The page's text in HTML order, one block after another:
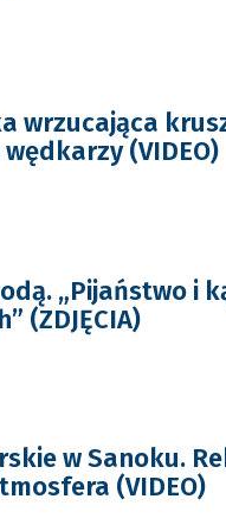
wrzucająca
(VIDEO)
„Pijaństwo i
(ZDJĘCIA)
w Sanoku.
(VIDEO)